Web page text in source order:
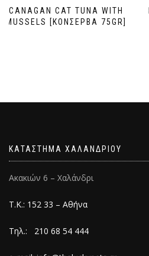
CANAGAN CAT TUNA WITH
MUSSELS [ΚΟΝΣΕΡΒΑ 75GR]
ΚΑΤΑΣΤΗΜΑ ΧΑΛΑΝΔΡΙΟΥ
Ακακιών 6 – Χαλάνδρι
Τ.Κ.: 152 33 – Αθήνα
Τηλ.: 210 68 54 444